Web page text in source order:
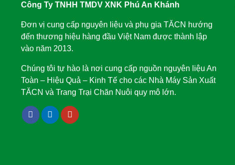
Công Ty TNHH TMDV XNK Phú An Khánh
Đơn vị cung cấp nguyên liệu và phụ gia TĂCN hướng
đến thương hiệu hàng đầu Việt Nam được thành lập
vào năm 2013.
Chúng tôi tự hào là nơi cung cấp nguồn nguyên liệu An
Toàn – Hiệu Quả – Kinh Tế cho các Nhà Máy Sản Xuất
TĂCN và Trang Trại Chăn Nuôi quy mô lớn.